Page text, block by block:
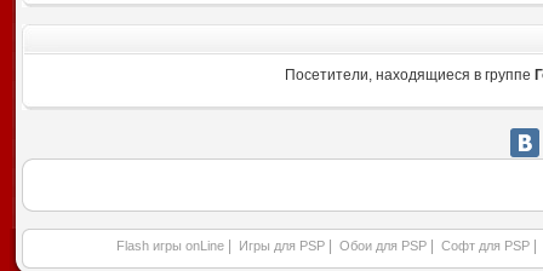
Посетители, находящиеся в группе
Flash игры onLine Игры для PSP Обои для PSP Софт для PSP